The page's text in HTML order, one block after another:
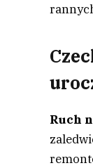
Ruch